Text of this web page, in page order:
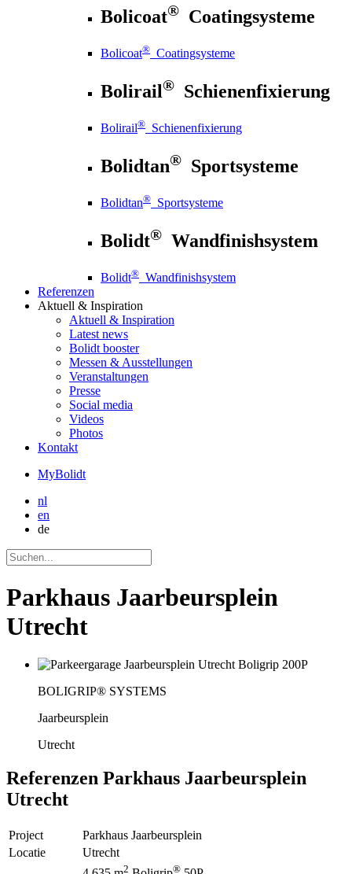
Bolicoat® Coatingsysteme
Bolicoat® Coatingsysteme
Bolirail® Schienenfixierung
Bolirail® Schienenfixierung
Bolidtan® Sportsysteme
Bolidtan® Sportsysteme
Bolidt® Wandfinishsystem
Bolidt® Wandfinishsystem
Referenzen
Aktuell & Inspiration
Aktuell & Inspiration
Latest news
Bolidt booster
Messen & Ausstellungen
Veranstaltungen
Presse
Social media
Videos
Photos
Kontakt
MyBolidt
nl
en
de
Parkhaus Jaarbeursplein
Utrecht
BOLIGRIP® SYSTEMS
Jaarbeursplein
Utrecht
Referenzen Parkhaus Jaarbeursplein
Utrecht
Project
Parkhaus Jaarbeursplein
Locatie
Utrecht
2 ®